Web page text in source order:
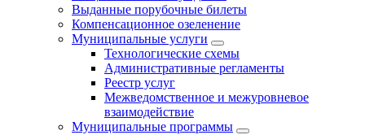
Выданные порубочные билеты
Компенсационное озеленение
Муниципальные услуги
Технологические схемы
Административные регламенты
Реестр услуг
Межведомственное и межуровневое
взаимодействие
Муниципальные программы